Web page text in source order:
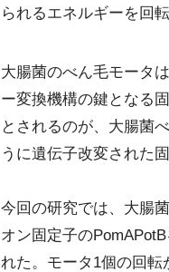
られるエネルギーを回
大腸菌のべん毛モータ
ー変換機構の鍵となる
とされるのが、大腸菌
うに遺伝子改変された
今回の研究では、大腸
オン固定子の
れた。モータ1個の回